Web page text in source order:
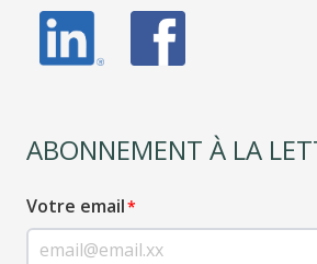
ABONNEMENT À LA
Votre email